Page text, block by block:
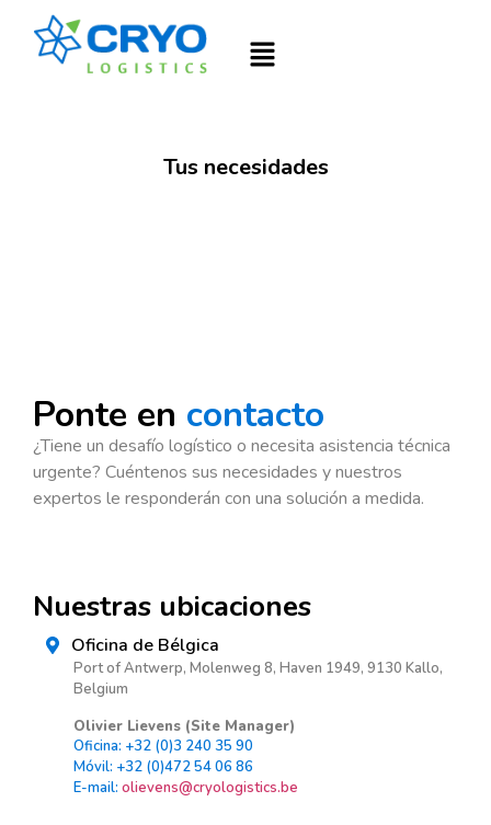
Tus necesidades
Nuestras ubicaciones
Oficina de Bélgica
Port of Antwerp, Molenweg 8, Haven 1949, 9130 Kallo,
Belgium
Olivier Lievens (Site Manager)
Oficina: +32 (0)3 240 35 90
Móvil: +32 (0)472 54 06 86
E-mail: olievens@cryologistics.be
Ponte en contacto
¿Tiene un desafío logístico o necesita asistencia técnica
urgente? Cuéntenos sus necesidades y nuestros
expertos le responderán con una solución a medida.